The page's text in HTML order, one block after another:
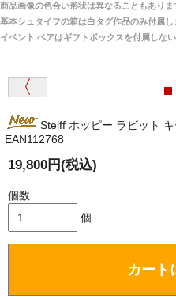
関税はすべて当店にて処理
は一切ありません。
商品が届くまでにはどの
か？
国内で一度検品をします
週間でのお届けとなります
尚、オーダー注文の場合は
場合がありますので、ご
注文のキャンセルは可能
大阪府 Y・W
「取り扱っているNetシ
「ベアちゃんの紹介分
と（いつの
埼玉県 K・I
商品画像の色合い形状は異なることもありま
基本シュタイフの箱は白タグ作品のみ付属し
イベント ベアはギフトボックスを付属しな
Steiff ホッピー ラビット
EAN112768
19,800円(税込)
個数
個
カート